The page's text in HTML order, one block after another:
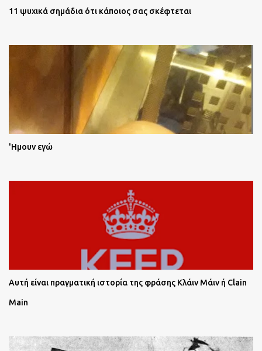
11 ψυχικά σημάδια ότι κάποιος σας σκέφτεται
'Ημουν εγώ
Αυτή είναι πραγματική ιστορία της φράσης Κλάιν Μάιν ή Clain
Main